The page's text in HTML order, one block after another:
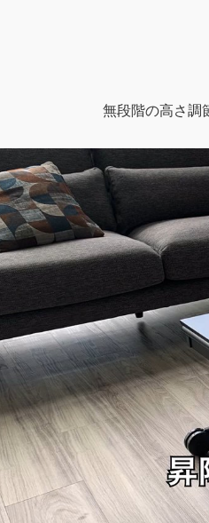
無段階の高さ調